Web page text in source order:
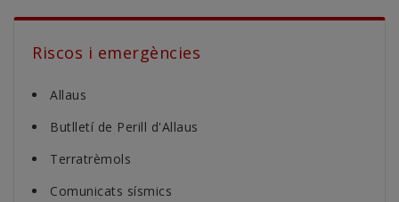
Riscos i emergències
Allaus
Butlletí de Perill d'Allaus
Terratrèmols
Comunicats sísmics